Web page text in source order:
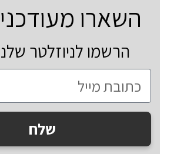
השארו
הרשמו לניוזלטר
שלח